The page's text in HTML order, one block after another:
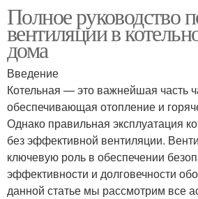
Полное руководство
вентиляции в
дома
Введение
Котельная — это важнейшая часть
обеспечивающая отопление и
Однако правильная эксплуатация
без эффективной вентиляции.
ключевую роль в обеспечении
эффективности и долговечности
данной статье мы рассмотрим все